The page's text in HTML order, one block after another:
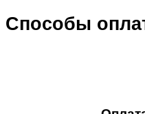
Способы